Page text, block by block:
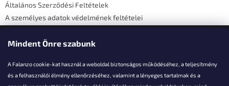
Mindent Önre szabunk
A Falanzo cookie-kat használ a weboldal biztonságos működéséhez, a teljesítmény
és a felhasználói élmény ellenőrzéséhez, valamint a lényeges tartalmak és a
Általános Szerződési Feltételek
A személyes adatok védelmének feltételei
Elérhetőségi adatok